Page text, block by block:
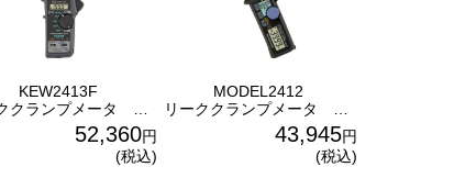
KEW2413F
52,360円
(税込)
MODEL2412
43,945円
(税込)